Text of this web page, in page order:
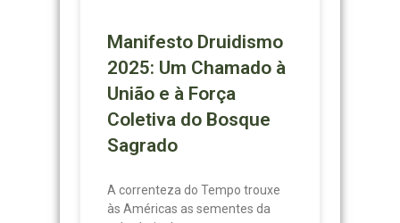
Manifesto Druidismo
2025: Um Chamado à
União e à Força
Coletiva do Bosque
Sagrado
A correnteza do Tempo trouxe
às Américas as sementes da